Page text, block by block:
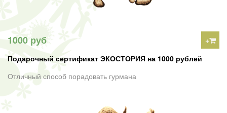
1000 руб
+
Подарочный сертификат ЭКОСТОРИЯ на 1000 рублей
Отличный способ порадовать гурмана